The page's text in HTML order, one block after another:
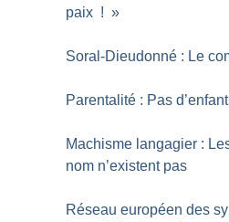
paix ! »
Soral-Dieudonné : Le
Parentalité : Pas
Machisme langagier :
nom n’existent pas
Réseau européen des